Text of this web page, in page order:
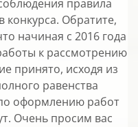
правила
конкурса. Обратите,
начиная с 2016 года
к рассмотрению
принято, исходя из
равенства
оформлению работ
Очень просим вас